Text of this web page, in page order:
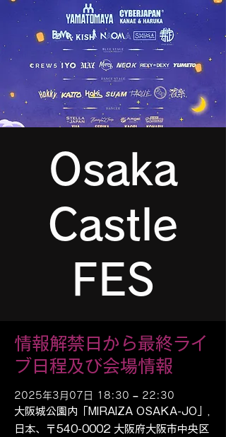
Osaka
Castle
FES
情報解禁日から最終ライ
ブ日程及び会場情報
2025年3月07日 18:30 – 22:30
大阪城公園内「MIRAIZA OSAKA-JO」,
日本、〒540-0002 大阪府大阪市中央区